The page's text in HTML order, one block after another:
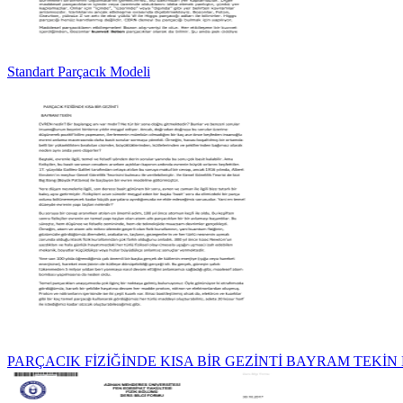
Standart Parçacık Modeli
PARÇACIK FİZİĞİNDE KISA BİR GEZİNTİ BAYRAM TEKİN